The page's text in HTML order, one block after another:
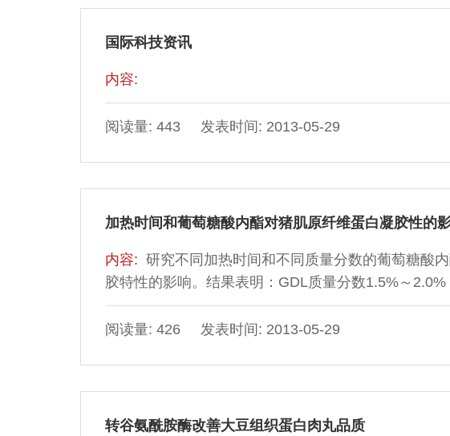
国际科技资讯
内容:
阅读量: 443 发表时间: 2013-05-29
加热时间和葡萄糖酸内酯对猪肌原纤维蛋白凝胶性的
内容: 研究不同加热时间和不同质量分数的葡萄糖酸
胶特性的影响。结果表明：GDL质量分数1.5%～
度、黏聚性和回弹性最好(P＜0.05)；同时，加热
间对凝胶弹性的影响不显著(P＞0.05)，但随着GDL质
阅读量: 426 发表时间: 2013-05-29
转谷氨酰胺酶改善大豆组织蛋白肉丸品质